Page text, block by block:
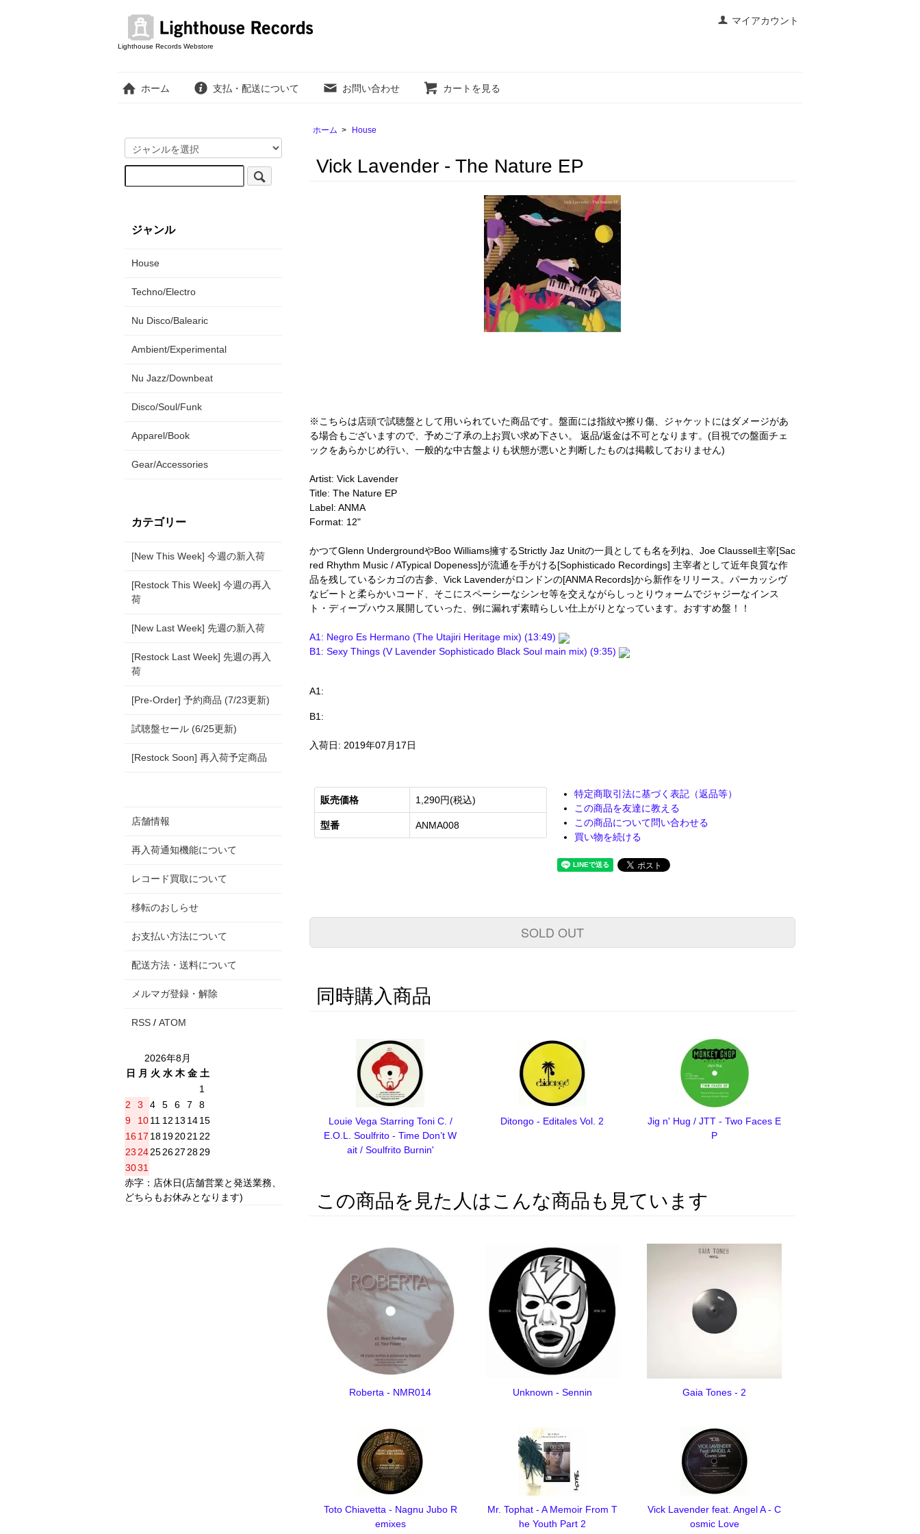
マイアカウント
Lighthouse Records Webstore
ホーム 支払・配送について お問い合わせ カートを見る
ホーム > House
Vick Lavender - The Nature EP
※こちらは店頭で試聴盤として用いられていた商品です。盤面には指紋や擦り傷、ジャケットにはダメージがあ
る場合もございますので、予めご了承の上お買い求め下さい。 返品/返金は不可となります。(目視での盤面チェ
ックをあらかじめ行い、一般的な中古盤よりも状態が悪いと判断したものは掲載しておりません)
Artist: Vick Lavender
Title: The Nature EP
Label: ANMA
Format: 12"
かつてGlenn UndergroundやBoo Williams擁するStrictly Jaz Unitの一員としても名を列ね、Joe Claussell主宰[Sac
red Rhythm Music / ATypical Dopeness]が流通を手がける[Sophisticado Recordings] 主宰者として近年良質な作
品を残しているシカゴの古参、Vick Lavenderがロンドンの[ANMA Records]から新作をリリース。パーカッシヴ
なビートと柔らかいコード、そこにスペーシーなシンセ等を交えながらしっとりウォームでジャジーなインス
ト・ディープハウス展開していった、例に漏れず素晴らしい仕上がりとなっています。おすすめ盤！！
A1: Negro Es Hermano (The Utajiri Heritage mix) (13:49)
B1: Sexy Things (V Lavender Sophisticado Black Soul main mix) (9:35)
A1:
B1:
入荷日: 2019年07月17日
販売価格 1,290円(税込)
型番 ANMA008
特定商取引法に基づく表記（返品等）
この商品を友達に教える
この商品について問い合わせる
買い物を続ける
SOLD OUT
同時購入商品
Louie Vega Starring Toni C. /
E.O.L. Soulfrito - Time Don’t W
ait / Soulfrito Burnin'
Ditongo - Editales Vol. 2
Jig n' Hug / JTT - Two Faces E
P
この商品を見た人はこんな商品も見ています
Roberta - NMR014 Unknown - Sennin Gaia Tones - 2
Toto Chiavetta - Nagnu Jubo R
emixes
Mr. Tophat - A Memoir From T
he Youth Part 2
Vick Lavender feat. Angel A - C
osmic Love
ジャンル
House
Techno/Electro
Nu Disco/Balearic
Ambient/Experimental
Nu Jazz/Downbeat
Disco/Soul/Funk
Apparel/Book
Gear/Accessories
カテゴリー
[New This Week] 今週の新入荷
[Restock This Week] 今週の再入
荷
[New Last Week] 先週の新入荷
[Restock Last Week] 先週の再入
荷
[Pre-Order] 予約商品 (7/23更新)
試聴盤セール (6/25更新)
[Restock Soon] 再入荷予定商品
店舗情報
再入荷通知機能について
レコード買取について
移転のおしらせ
お支払い方法について
配送方法・送料について
メルマガ登録・解除
RSS / ATOM
2026年8月
日
月 火 水 木 金 土
1
2
3 4 5 6 7
8
9
1011 12 13 1415
16 17 18192021 22
23 24252627 2829
3031
赤字：店休日(店舗営業と発送業務、
どちらもお休みとなります)